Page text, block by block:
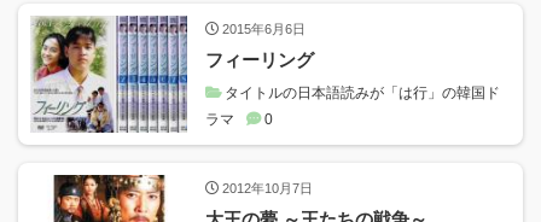
2015年6月6日
フィーリング
タイトルの日本語読みが「は行」の韓国ド
ラマ
0
2012年10月7日